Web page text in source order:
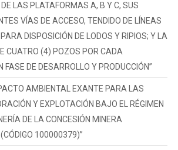
LAS PLATAFORMAS A, B Y C, SUS
VÍAS DE ACCESO, TENDIDO DE LÍNEAS
DISPOSICIÓN DE LODOS Y RIPIOS; Y LA
CUATRO (4) POZOS POR CADA
FASE DE DESARROLLO Y PRODUCCIÓN”
AMBIENTAL EXANTE PARA LAS
Y EXPLOTACIÓN BAJO EL RÉGIMEN
DE LA CONCESIÓN MINERA
100000379)”